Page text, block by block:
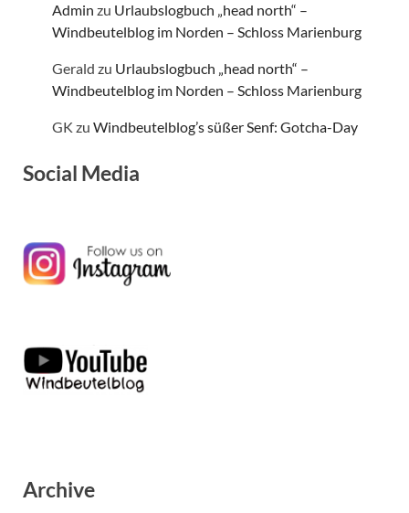
Admin zu Urlaubslogbuch „head north“ –
Windbeutelblog im Norden – Schloss Marienburg
Gerald zu Urlaubslogbuch „head north“ –
Windbeutelblog im Norden – Schloss Marienburg
GK zu Windbeutelblog’s süßer Senf: Gotcha-Day
Social Media
Archive